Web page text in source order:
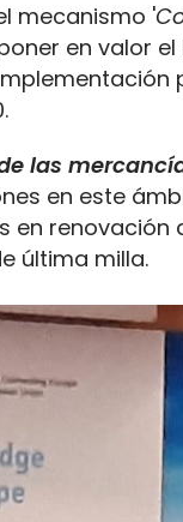
mecanismo '
en valor
las
en este
en renovación
última milla.